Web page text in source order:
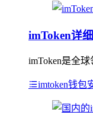
imToken详
imToken是全
imtoken钱包